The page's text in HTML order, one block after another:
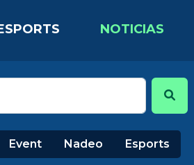
NOTICIAS
Event Nadeo Esports